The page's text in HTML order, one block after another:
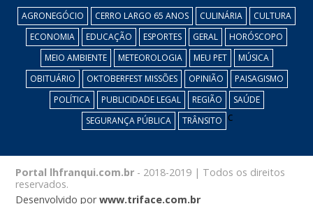
AGRONEGÓCIO CERRO LARGO 65 ANOS CULINÁRIA
CULTURA
ECONOMIA
EDUCAÇÃO ESPORTES GERAL
HORÓSCOPO
MEIO AMBIENTE
METEOROLOGIA MEU PET
MÚSICA
OBITUÁRIO
OKTOBERFEST MISSÕES OPINIÃO
PAISAGISMO
POLÍTICA
PUBLICIDADE LEGAL REGIÃO
SAÚDE
SEGURANÇA PÚBLICA
TRÂNSITO c
Portal lhfranqui.com.br - 2018-2019 | Todos os direitos
reservados.
Desenvolvido porwww.triface.com.br